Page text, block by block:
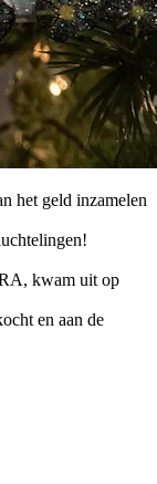
het geld inzamelen
kwam uit op
en aan de